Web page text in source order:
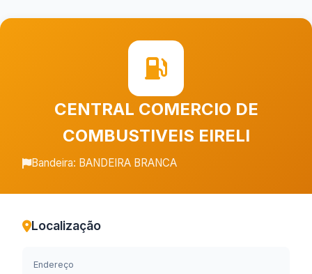
CENTRAL COMERCIO DE
COMBUSTIVEIS EIRELI
Bandeira: BANDEIRA BRANCA
Localização
Endereço